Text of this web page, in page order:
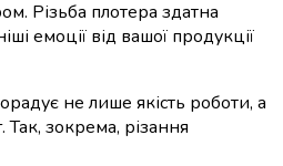
Різьба плотера здатна
емоції від вашої продукції
не лише якість роботи, а
Так, зокрема, різання